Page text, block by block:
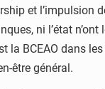
et l’impulsion
ni l’état n’ont
la BCEAO dans
être général.